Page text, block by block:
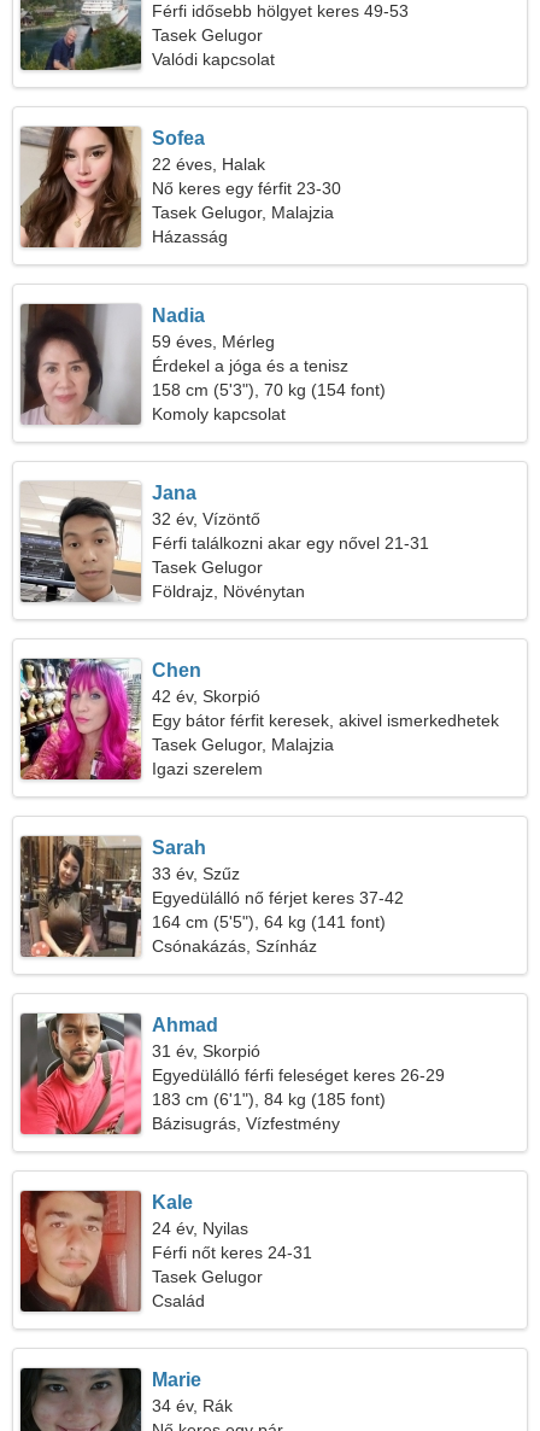
Férfi idősebb hölgyet keres 49-53
Tasek Gelugor
Valódi kapcsolat
Sofea
22 éves, Halak
Nő keres egy férfit 23-30
Tasek Gelugor, Malajzia
Házasság
Nadia
59 éves, Mérleg
Érdekel a jóga és a tenisz
158 cm (5'3"), 70 kg (154 font)
Komoly kapcsolat
Jana
32 év, Vízöntő
Férfi találkozni akar egy nővel 21-31
Tasek Gelugor
Földrajz, Növénytan
Chen
42 év, Skorpió
Egy bátor férfit keresek, akivel ismerkedhetek
Tasek Gelugor, Malajzia
Igazi szerelem
Sarah
33 év, Szűz
Egyedülálló nő férjet keres 37-42
164 cm (5'5"), 64 kg (141 font)
Csónakázás, Színház
Ahmad
31 év, Skorpió
Egyedülálló férfi feleséget keres 26-29
183 cm (6'1"), 84 kg (185 font)
Bázisugrás, Vízfestmény
Kale
24 év, Nyilas
Férfi nőt keres 24-31
Tasek Gelugor
Család
Marie
34 év, Rák